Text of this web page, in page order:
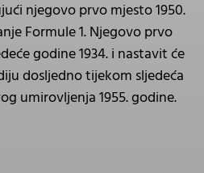
njegovo prvo mjesto 1950.
Formule 1. Njegovo prvo
godine 1934. i nastavit će
dosljedno tijekom sljedeća
umirovljenja 1955. godine.